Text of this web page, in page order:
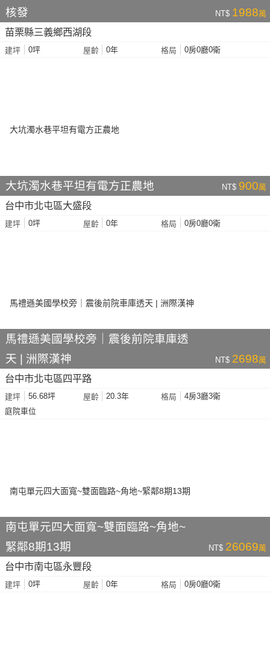
核發
NT$ 1988萬
苗栗縣三義鄉西湖段
建坪 0坪 屋齡 0年 格局 0房0廳0衛
大坑濁水巷平坦有電方正農地 NT$ 900萬
台中市北屯區大盛段
建坪 0坪 屋齡 0年 格局 0房0廳0衛
馬禮遜美國學校旁｜震後前院車庫透
天 | 洲際漢神
NT$ 2698萬
台中市北屯區四平路
建坪 56.68坪 屋齡 20.3年 格局
4房3廳3衛
庭院車位
南屯單元四大面寬~雙面臨路~角地~
緊鄰8期13期
NT$ 26069萬
台中市南屯區永豐段
建坪 0坪 屋齡 0年 格局 0房0廳0衛